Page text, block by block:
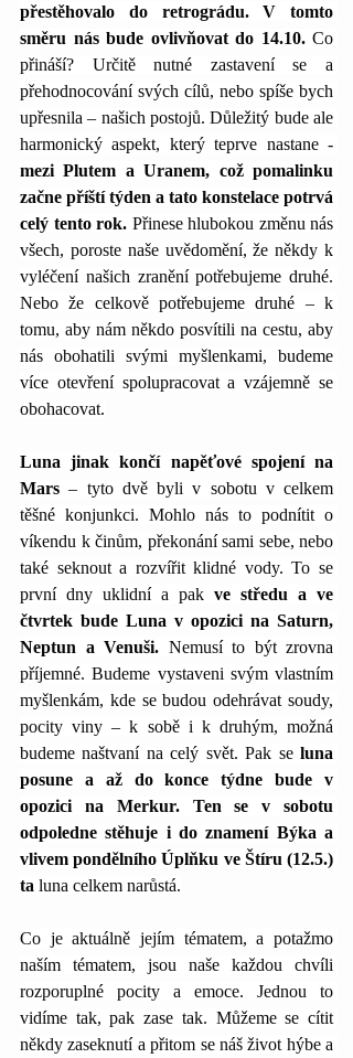
přestěhovalo do retrográdu. V tomto
směru nás bude ovlivňovat do 14.10. Co
přináší? Určitě nutné zastavení se a
přehodnocování svých cílů, nebo spíše bych
upřesnila – našich postojů. Důležitý bude ale
mezi Plutem a Uranem, což pomalinku
začne příští týden a tato konstelace potrvá
celý tento rok. Přinese hlubokou změnu nás
všech, poroste naše uvědomění, že někdy k
vyléčení našich zranění potřebujeme druhé.
Nebo že celkově potřebujeme druhé – k
tomu, aby nám někdo posvítili na cestu, aby
nás obohatili svými myšlenkami, budeme
více otevření spolupracovat a vzájemně se
obohacovat.
Luna jinak končí napěťové spojení na
Mars – tyto dvě byli v sobotu v celkem
těšné konjunkci. Mohlo nás to podnítit o
víkendu k činům, překonání sami sebe, nebo
také seknout a rozvířit klidné vody. To se
první dny uklidní a pak ve středu a ve
čtvrtek bude Luna v opozici na Saturn,
Neptun a Venuši. Nemusí to být zrovna
příjemné. Budeme vystaveni svým vlastním
myšlenkám, kde se budou odehrávat soudy,
pocity viny – k sobě i k druhým, možná
budeme naštvaní na celý svět. Pak se luna
posune a až do konce týdne bude v
opozici na Merkur. Ten se v sobotu
odpoledne stěhuje i do znamení Býka a
vlivem pondělního Úplňku ve Štíru (12.5.)
ta luna celkem narůstá.
Co je aktuálně jejím tématem, a potažmo
naším tématem, jsou naše každou chvíli
rozporuplné pocity a emoce. Jednou to
vidíme tak, pak zase tak. Můžeme se cítit
někdy zaseknutí a přitom se náš život hýbe a